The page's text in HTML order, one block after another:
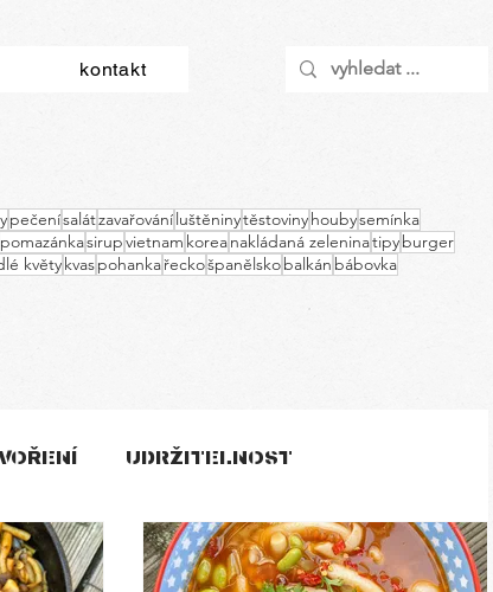
kontakt
pečenísalátzavařováníluštěninytěstovinyhoubysemínka
pomazánkasirupvietnam koreanakládaná zeleninatipyburger
květykvaspohankařeckošpanělskobalkán bábovka
UDRŽITELNOST